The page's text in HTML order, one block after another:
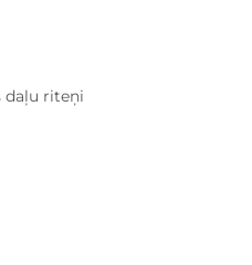
daļu riteņi